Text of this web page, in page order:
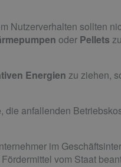
Nutzerverhalten sollten
oder Pellets zu
Energien zu ziehen,
, die anfallenden
im
vom Staat